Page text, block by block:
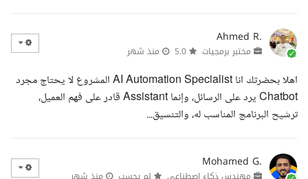
Ahmed R.
مختبر برمجيات منذ شهر
اهلا بحضرتك انا AI Automation Specialist المشروع لا يحتاج مجرد
Chatbot يرد على الرسائل، وإنما Assistant قادر على فهم العميل،
ترشيح البرنامج المناسب له، والتنسيق...
Mohamed G.
مهندس ذكاء اصطناعي لم يحسب منذ شهر